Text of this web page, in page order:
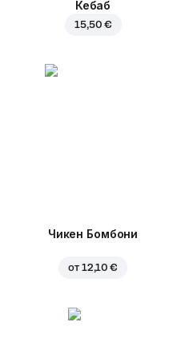
Кебаб
15,50 €
Чикен Бомбони
от 12,10 €